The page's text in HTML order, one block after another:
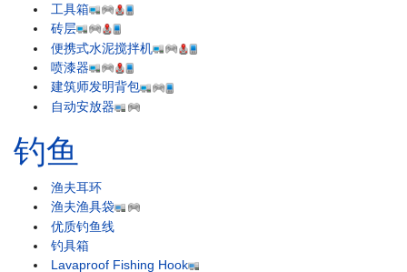
工具箱
砖层
便携式水泥搅拌机
喷漆器
建筑师发明背包
自动安放器
钓鱼
渔夫耳环
渔夫渔具袋
优质钓鱼线
钓具箱
Lavaproof Fishing Hook